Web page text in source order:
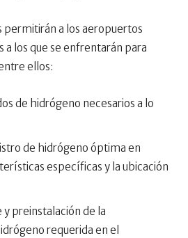
permitirán a los aeropuertos
los que se enfrentarán para
ellos:
de hidrógeno necesarios a lo
de hidrógeno óptima en
específicas y la ubicación
y preinstalación de la
requerida en el